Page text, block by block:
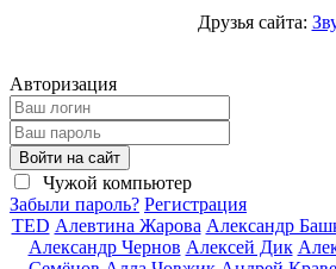
Друзья сайта:
Авторизация
Войти на сайт
Чужой компьютер
Забыли пароль? Регистрация
TED Алевтина Жарова Александр
Александр Чернов Алексей Дик